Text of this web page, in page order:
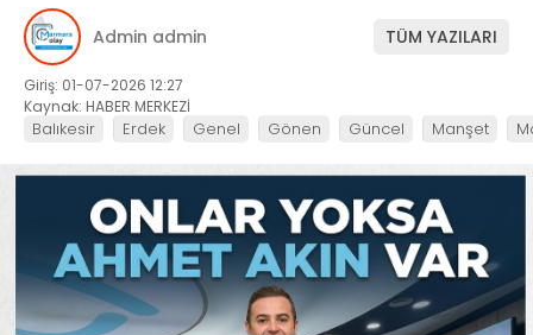
Admin admin TÜM YAZILARI
Giriş: 01-07-2026 12:27
Kaynak: HABER MERKEZİ
Balıkesir Erdek Genel Gönen Güncel Manşet